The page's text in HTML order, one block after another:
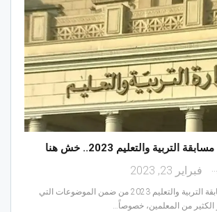
التربية والتعليم 2023.. خش هنا
فريق الساعة برس فبراير 23, 2023
رابط التقديم في مسابقة التربية والتعليم 2023 من ضمن الموضوعات التي
من المعلمين، خصوصاً…